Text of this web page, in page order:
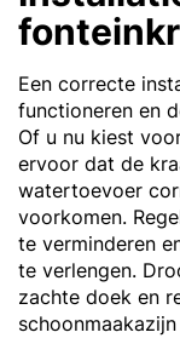
Een correcte
functioneren en
Of u nu kiest
ervoor dat de
watertoevoer
voorkomen.
te verminderen
te verlengen.
zachte doek en